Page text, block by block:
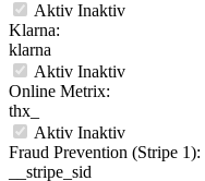
Aktiv Inaktiv
Klarna:
klarna
Aktiv Inaktiv
Online Metrix:
thx_
Aktiv Inaktiv
Fraud Prevention (Stripe 1):
__stripe_sid